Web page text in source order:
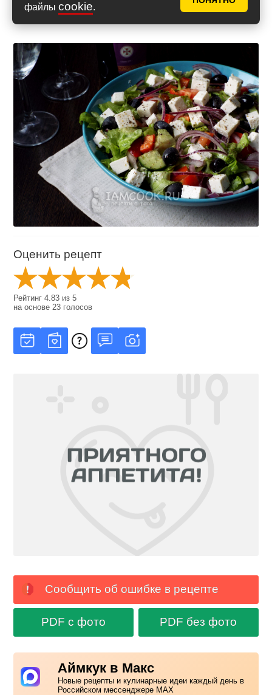
файлы cookie.
Оценить рецепт
Рейтинг4.83 из5
на основе 23 голосов
Сообщить об ошибке в рецепте
PDF с фото PDF без фото
Аймкук в Макс
Новые рецепты и кулинарные идеи каждый день в
Российском мессенджере MAX